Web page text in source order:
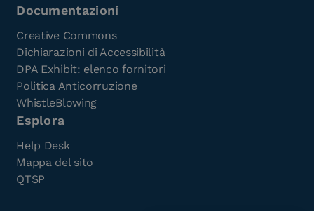
Documentazioni
Creative Commons
Dichiarazioni di Accessibilità
DPA Exhibit: elenco fornitori
Politica Anticorruzione
WhistleBlowing
Esplora
Help Desk
Mappa del sito
QTSP